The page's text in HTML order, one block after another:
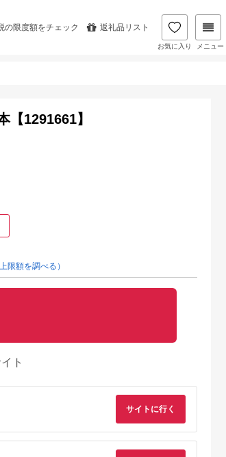
の限度額をチェック 返礼品リスト
お気に入り メニュー
【1291661】
限額を調べる）
ト
サイトに行く